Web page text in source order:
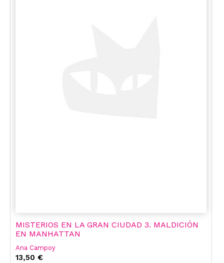
MISTERIOS EN LA GRAN CIUDAD 3. MALDICIÓN
EN MANHATTAN
Ana Campoy
13,50 €